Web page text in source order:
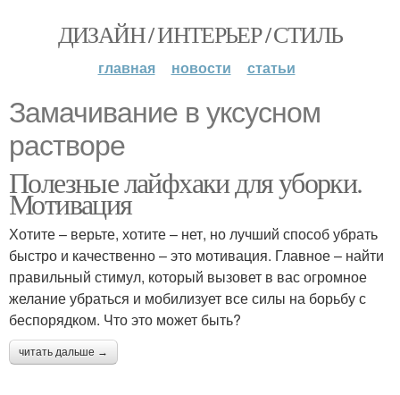
ДИЗАЙН / ИНТЕРЬЕР / СТИЛЬ
главная новости статьи
Замачивание в уксусном
растворе
Полезные лайфхаки для уборки.
Мотивация
Хотите – верьте, хотите – нет, но лучший способ убрать
быстро и качественно – это мотивация. Главное – найти
правильный стимул, который вызовет в вас огромное
желание убраться и мобилизует все силы на борьбу с
беспорядком. Что это может быть?
читать дальше →